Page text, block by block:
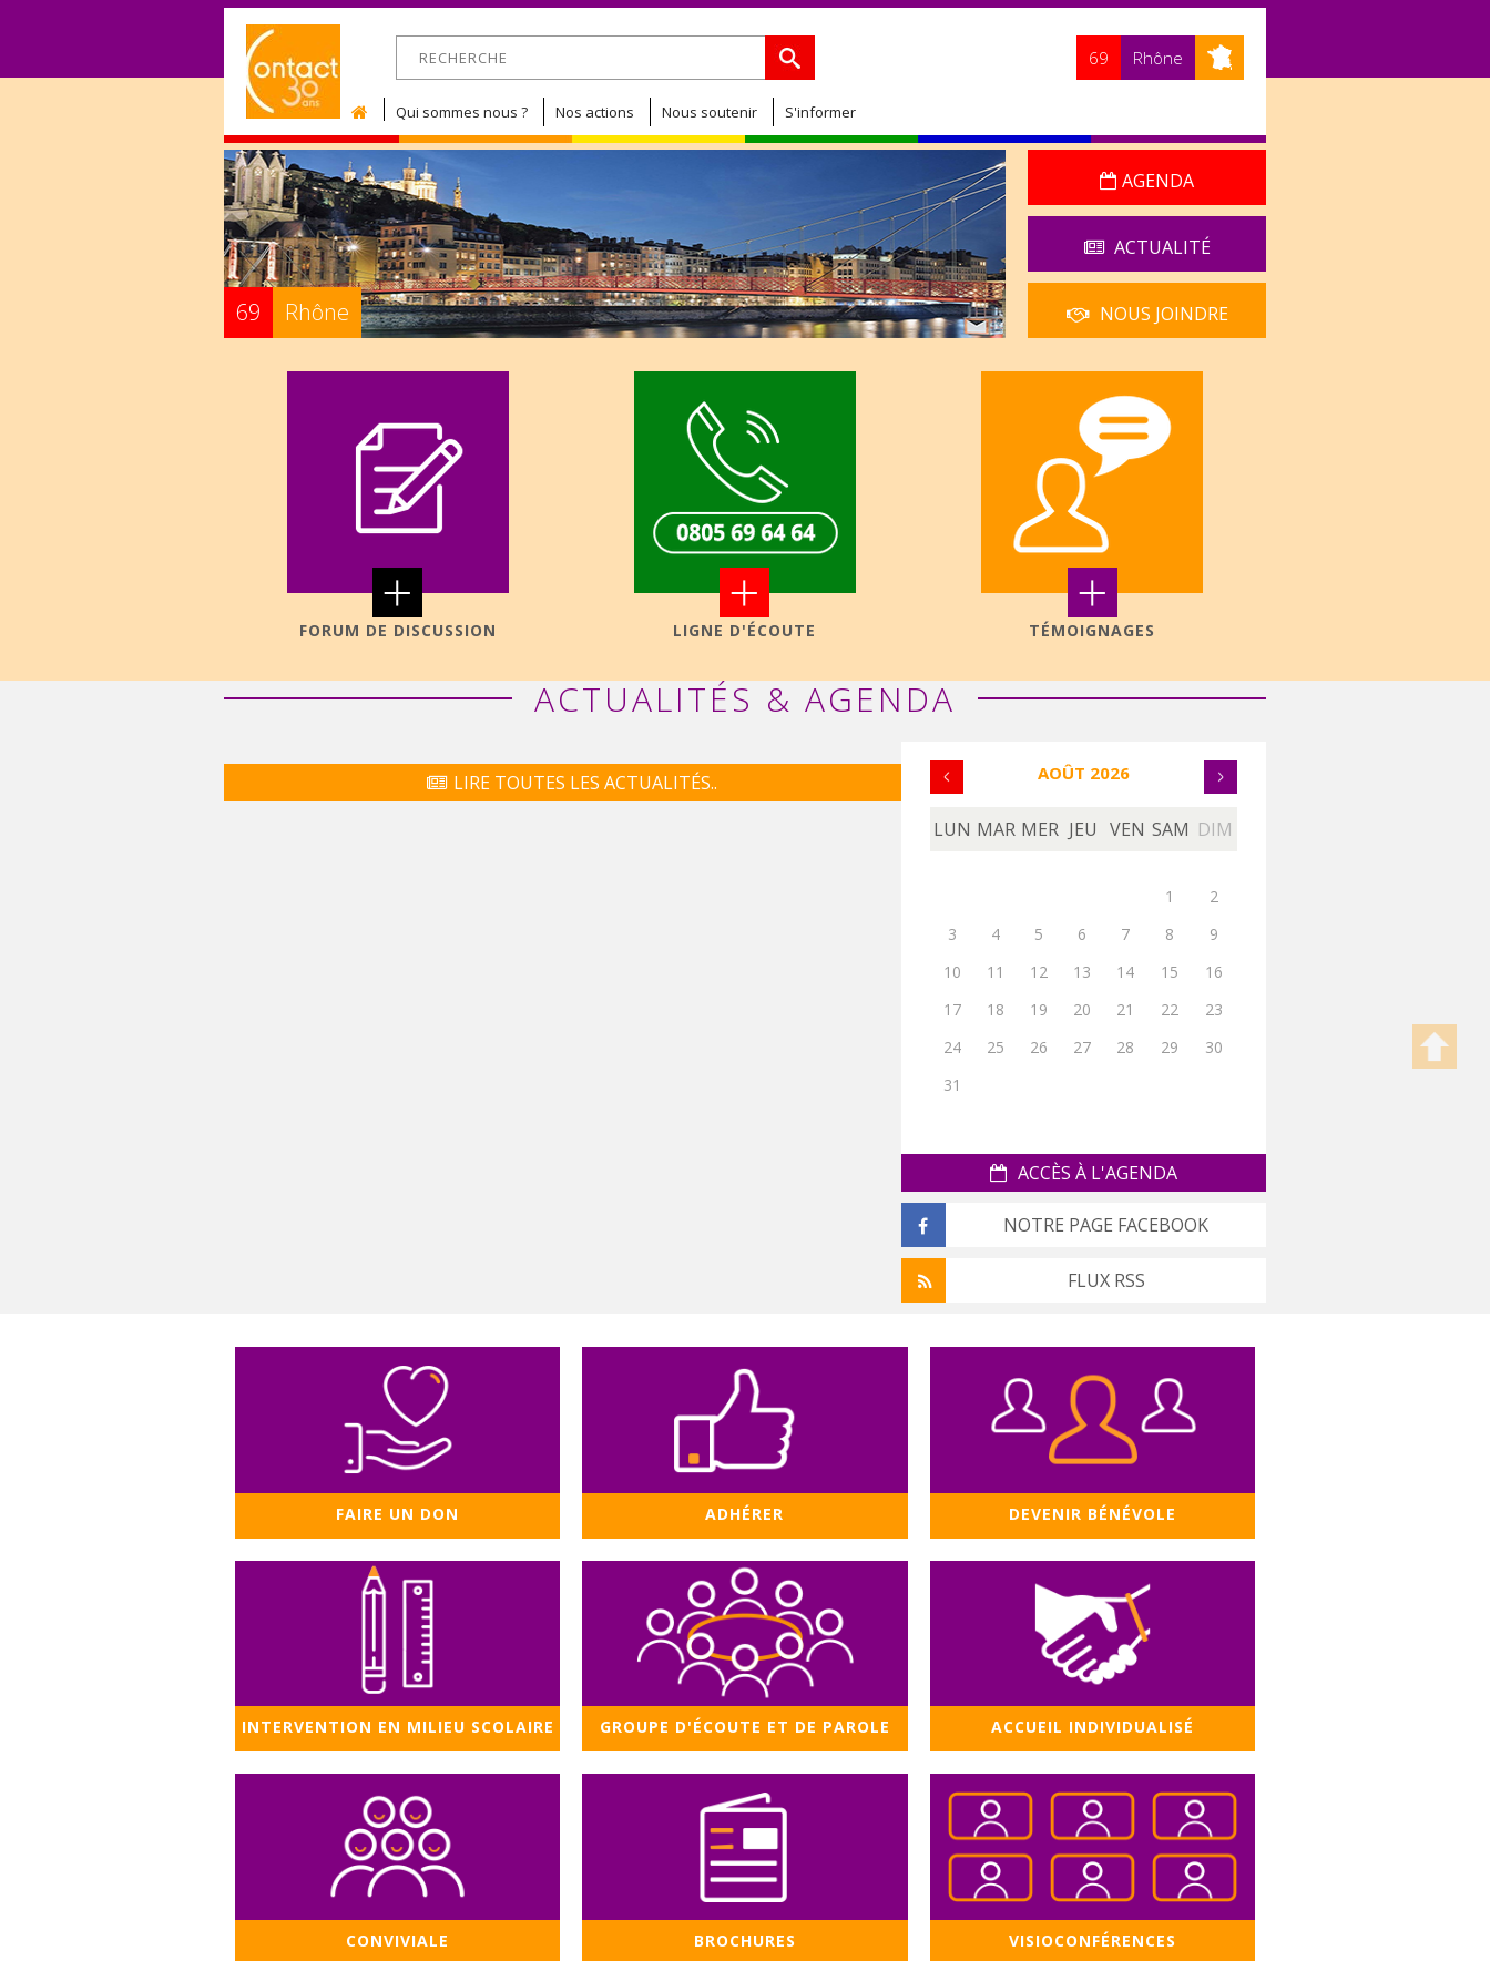
Jump to navigation
Formulaire de recherche Rhône
69
Qui sommes nous ? Nos actions Nous soutenir S'informer
69 Rhône
AGENDA
ACTUALITÉ
NOUS JOINDRE
+
FORUM DE DISCUSSION
+
LIGNE D'ÉCOUTE
+
TÉMOIGNAGES
ACTUALITÉS & AGENDA
LIRE TOUTES LES ACTUALITÉS.. AOÛT 2026
LUN MAR MER JEU VEN SAM DIM
1
2
3
4 5 6 7 8
9
10
11 12 13 14 15
16
17
18 19 20 21 22
23
24
25 26 27 28 29
30
31
ACCÈS À L'AGENDA
NOTRE PAGE FACEBOOK
FLUX RSS
FAIRE UN DON ADHÉRER DEVENIR BÉNÉVOLE
INTERVENTION EN MILIEU SCOLAIRE GROUPE D'ÉCOUTE ET DE PAROLE ACCUEIL INDIVIDUALISÉ
CONVIVIALE BROCHURES VISIOCONFÉRENCES